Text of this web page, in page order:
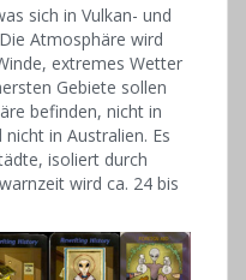
sich in Vulkan- und
Atmosphäre wird
extremes Wetter
Gebiete sollen
befinden, nicht in
in Australien. Es
isoliert durch
wird ca. 24 bis